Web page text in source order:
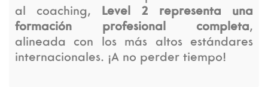
al coaching, Level 2 representa una
formación profesional completa,
alineada con los más altos estándares
internacionales. ¡A no perder tiempo!